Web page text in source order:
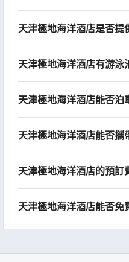
天津極地海洋酒店是否提
天津極地海洋酒店有游泳
天津極地海洋酒店能否泊
天津極地海洋酒店能否攜
天津極地海洋酒店的預訂
天津極地海洋酒店能否免